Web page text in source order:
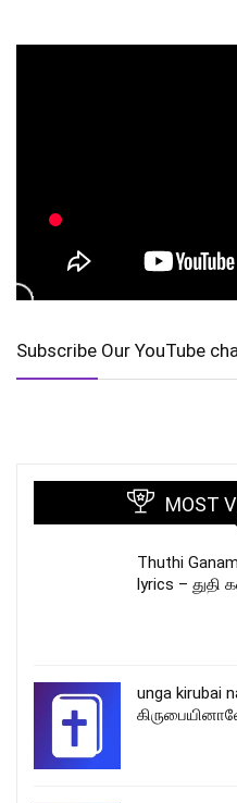
Subscribe Our YouTube
MOST
Thuthi
lyrics – துதி
unga kirubai